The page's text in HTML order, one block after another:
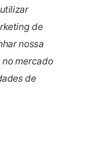
de
nossa
mercado
de